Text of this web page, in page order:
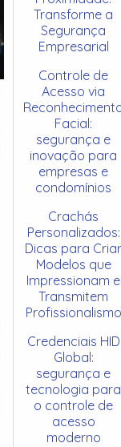
Transforme a
Segurança
Empresarial
Controle de
Acesso via
Facial:
segurança e
inovação para
empresas e
condomínios
Crachás
Personalizados:
Dicas para Criar
Modelos que
Impressionam e
Transmitem
Profissionalismo
Credenciais HID
Global:
segurança e
tecnologia para
o controle de
acesso
moderno